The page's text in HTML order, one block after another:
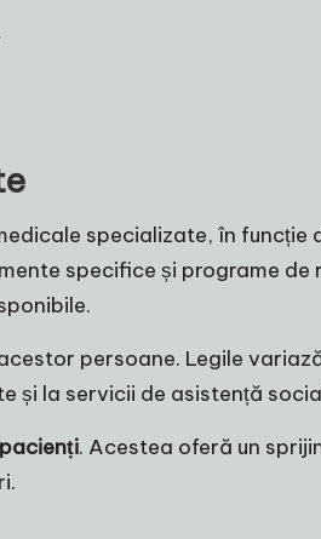
specializate, în
specifice și programe
persoane. Legile
și la servicii de asistență
. Acestea oferă un